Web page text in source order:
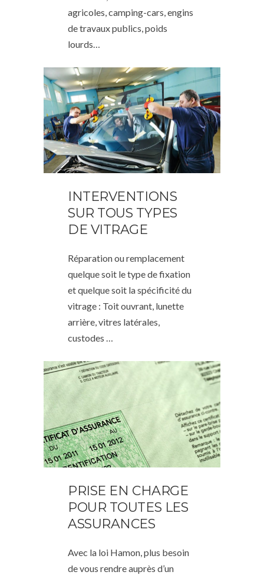
agricoles, camping-cars, engins
de travaux publics, poids
lourds…
INTERVENTIONS
SUR TOUS TYPES
DE VITRAGE
Réparation ou remplacement
quelque soit le type de fixation
et quelque soit la spécificité du
vitrage : Toit ouvrant, lunette
arrière, vitres latérales,
custodes …
PRISE EN CHARGE
POUR TOUTES LES
ASSURANCES
Avec la loi Hamon, plus besoin
de vous rendre auprès d’un